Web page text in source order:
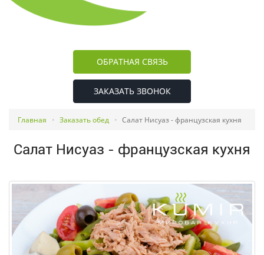
ОБРАТНАЯ СВЯЗЬ
ЗАКАЗАТЬ ЗВОНОК
Главная Заказать обед Салат Нисуаз - французская кухня
Салат Нисуаз - французская кухня